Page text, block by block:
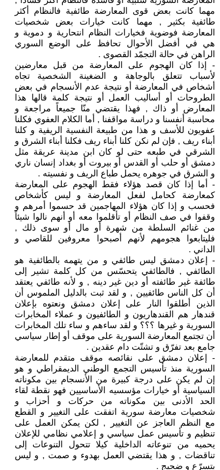
مهما كانت بعض قوى المعارضة طائفية فالنظام أكثر
طائفية بكثير , مهما كانت خيارات بعض شخصيات
المعارضة فوضوية فخيارات النظام انتحارية و دموية و
هي في أفضل الأحوال تحافظ على الوضع السوري
الراهن في حالة التجمّد القصوى .
- إذا كان الهجوم على المعارضة من قبل معارضين
لأسباب تتعلق بالوجاهة و الضغينة الشخصية تجاه
أشخاص في المعارضة أو نتيجة عدم الأنسجام في بعض
الطروحات أو أساليب العمل أو نتيجة كلمة قالها هذا
المعارض أو ذاك , فهذا يقتضي منّا جميعاً مراجعة و
محاسبة أنفسنا و دراسة مواقفنا , أما الكلام العفوي فكلنا
عفويون للأسف و هذا من طبيعة النفسية الريفية و كلنا
أبناء ريف , فإن لم نكن كلنا أبناء ريف فكلنا أبناء الشرق و
الشرقي في طبعه حتى لو كان ابن مدينة عريقة مثل
دمشق أو حلب أو القدس أو بيروت أو بغداد إنسان ناري
و الشرق في جوهره يحمل طباع الريف و نفسيته .
- أما إذا كان قصد هؤلاء فقط الهجوم على المعارضة
كمعارضة كحامل لفعل المعارضة و ليس كأشخاص
فحسب و إذا كان هؤلاء المهاجمين قد حسموا أمرهم و
وقفوا في صف النظام أو تأقلموا معه أو أنهم نالوا شيئاً
من غنائم السلطة من شهرة أو مال أو سوى ذلك ,
فليتابعوا هجومهم لأنهم أصبحوا معروفين للقاصي و
الداني .
- إعلان دمشق ليس طائفي و من يتهمه بالطائفية هو
الطائفي , فالطائفي يتحسّس من كل كلمة تشير إلى
طائفة غير طائفته أو دين غير دينه , و لأنه طائفي يعتقد
أن كل الناس طائفيين , و لقد ثبت بالدليل الملموس أن
الذين أطلقوا النار على إعلان دمشق ونعتوه بإعلان
قندهار هم القندهاريون و الطائفيون و عملاء المخابرات
السورية و غيرها ؟؟؟ و لقد ساءهم و ساء تلك المخابرات
أن تجتمع المعارضة السورية على موقف أو إطار سياسي
جامع بعد تفرّق و تشتّت دام عقدين .
- إعلان دمشق على نقائصه موقف متقدم للمعارضة
السورية منذ تأسيس التجمع الوطني الديمقراطي و هو
إن لم يكن على درجة كبيرة من الأنسجام بين مكوناته
السياسية أو خيارات مؤسسيه الأساسيين فهو نقطة لقاء
الحد الأدنى بين مكوناته من حركات و أحزاب و
شخصيات معارضة سورية اتفقت على التغيير و القطع
مع النظم العاجز عن التغيير , لكن يمكن العمل على
تنظيم و تأسيس عمل سياسي و إعلامي نظامي للإعلان
يحميه من تنوعاته الداخلية كيلا تتحول التنوعات إلى
تناقضات , و هذا يقتضي العمل بهدوء و صمت , و ليس
بتسرّع و ضجيج .